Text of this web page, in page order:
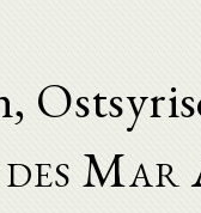
Mar